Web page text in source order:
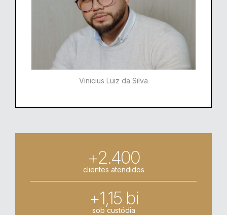
Vinicius Luiz da Silva
+2.400
clientes atendidos
+1,15 bi
sob custódia